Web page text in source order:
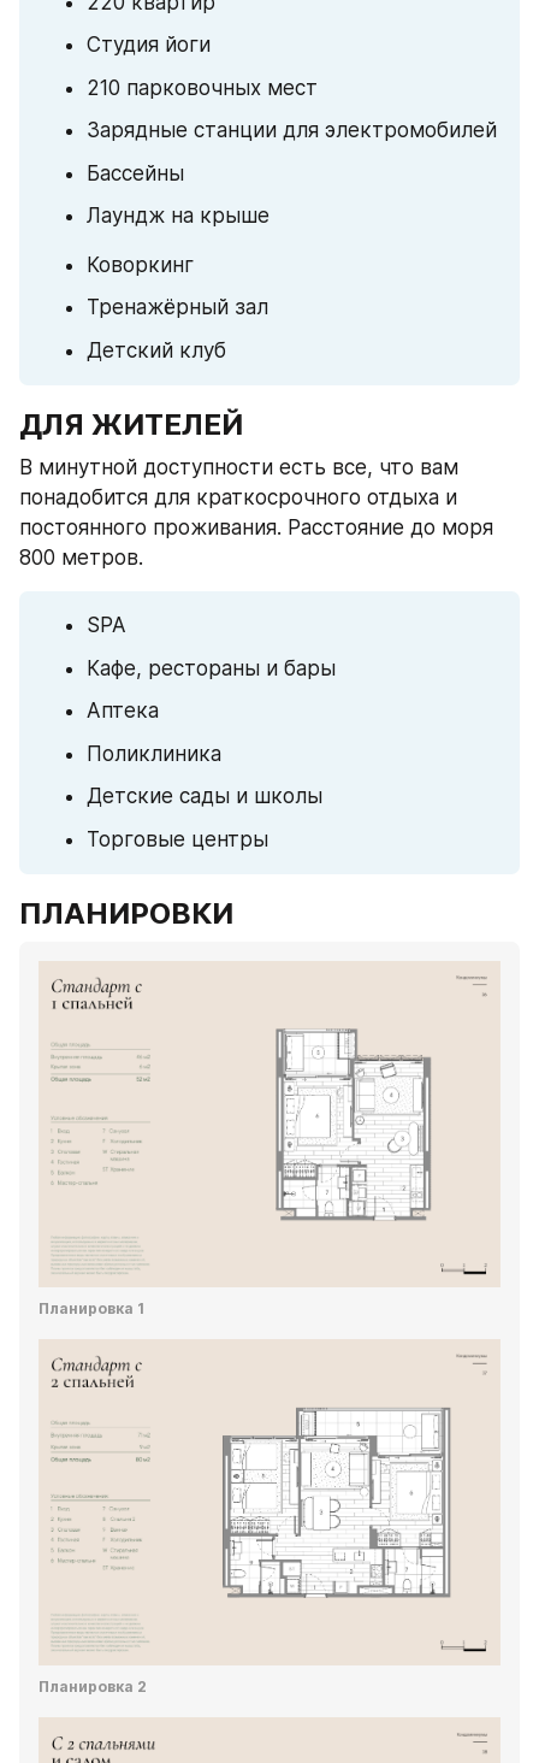
Студия йоги
210 парковочных мест
Зарядные станции для электромобилей
Бассейны
Лаундж на крыше
Коворкинг
Тренажёрный зал
Детский клуб
ДЛЯ ЖИТЕЛЕЙ
В минутной доступности есть все, что вам
понадобится для краткосрочного отдыха и
постоянного проживания. Расстояние до моря
800 метров.
SPA
Кафе, рестораны и бары
Аптека
Поликлиника
Детские сады и школы
Торговые центры
ПЛАНИРОВКИ
Планировка 1
Планировка 2